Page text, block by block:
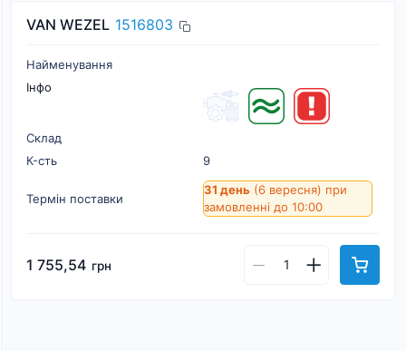
VAN WEZEL 1516803
Найменування
Інфо
Склад
К-cть
9
Термін поставки
31 день (6 вересня) при
замовленні до 10:00
1 755,54 грн